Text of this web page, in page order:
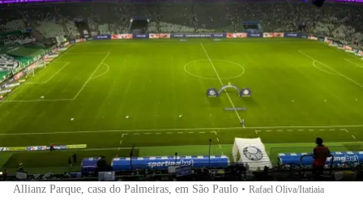
Allianz Parque, casa do Palmeiras, em São Paulo • Rafael Oliva/Itatiaia